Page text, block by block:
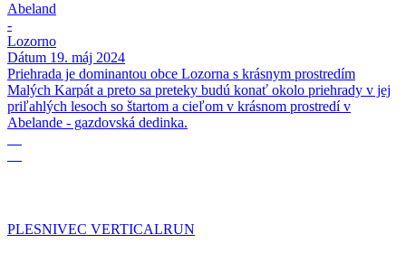
Abeland
-
Lozorno
Dátum 19. máj 2024
Priehrada je dominantou obce Lozorna s krásnym prostredím
Malých Karpát a preto sa preteky budú konať okolo priehrady v jej
priľahlých lesoch so štartom a cieľom v krásnom prostredí v
Abelande - gazdovská dedinka.
PLESNIVEC VERTICALRUN